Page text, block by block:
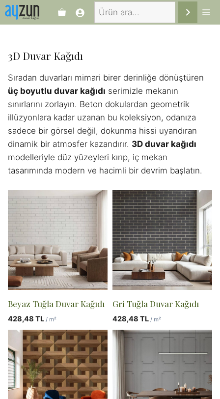
İçeriğe
atla
Ara
3D Duvar Kağıdı
Sıradan duvarları mimari birer derinliğe dönüştüren
üç boyutlu duvar kağıdı serimizle mekanın
sınırlarını zorlayın. Beton dokulardan geometrik
illüzyonlara kadar uzanan bu koleksiyon, odanıza
sadece bir görsel değil, dokunma hissi uyandıran
dinamik bir atmosfer kazandırır. 3D duvar kağıdı
modelleriyle düz yüzeyleri kırıp, iç mekan
tasarımında modern ve hacimli bir devrim başlatın.
Beyaz Tuğla Duvar Kağıdı
428,48 TL / m²
Gri Tuğla Duvar Kağıdı
428,48 TL / m²